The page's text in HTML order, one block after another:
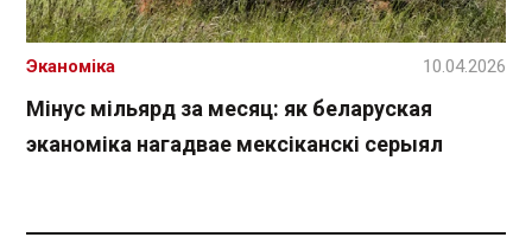
Мінус мільярд за месяц: як беларуская
эканоміка нагадвае мексіканскі серыял
Эканоміка 10.04.2026